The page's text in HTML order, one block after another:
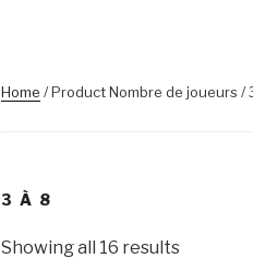
Home / Product Nombre de joueurs /
3 À 8
Showing all 16 results